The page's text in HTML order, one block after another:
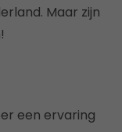
Maar zijn
een ervaring